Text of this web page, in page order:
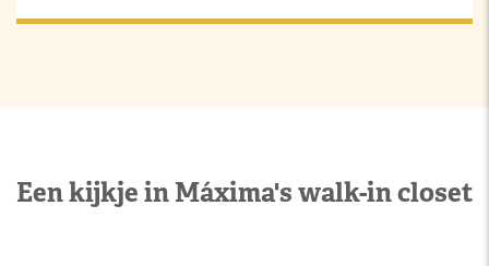
Een kijkje in Máxima's walk-in closet